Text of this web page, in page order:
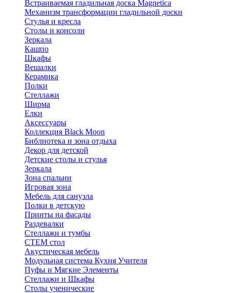
Встраиваемая гладильная доска Magnetica
Механизм трансформации гладильной доски
Стyлья и кресла
Столы и консоли
Зеркала
Кашпо
Шкафы
Вешалки
Керамика
Полки
Стеллажи
Ширма
Елки
Аксессуары
Коллекция Black Moon
Библиотека и зона отдыха
Декор для детской
Детские столы и стулья
Зеркала
Зона спальни
Игровая зона
Мебель для санузла
Полки в детскую
Принты на фасады
Раздевалки
Стеллажи и тумбы
СТЕМ стол
Акустическая мебель
Модульная система Кухня Учителя
Пуфы и Мягкие Элементы
Стеллажи и Шкафы
Столы ученические